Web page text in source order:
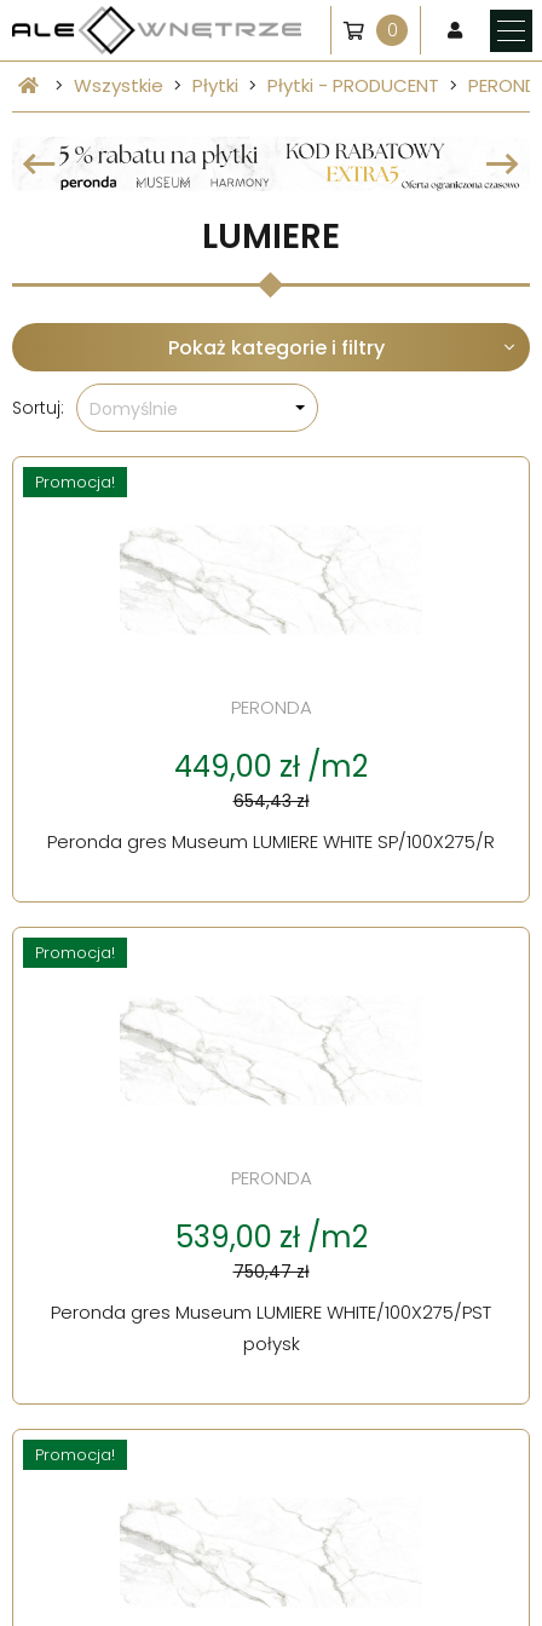
0
Wszystkie Płytki Płytki - PRODUCENT
LUMIERE
Pokaż kategorie i filtry
Sortuj: Domyślnie
Promocja!
PERONDA
449,00 zł /m2
654,43 zł
Peronda gres Museum LUMIERE WHITE SP/100X275/R
Promocja!
PERONDA
539,00 zł /m2
750,47 zł
Peronda gres Museum LUMIERE WHITE/100X275/PST
połysk
Promocja!